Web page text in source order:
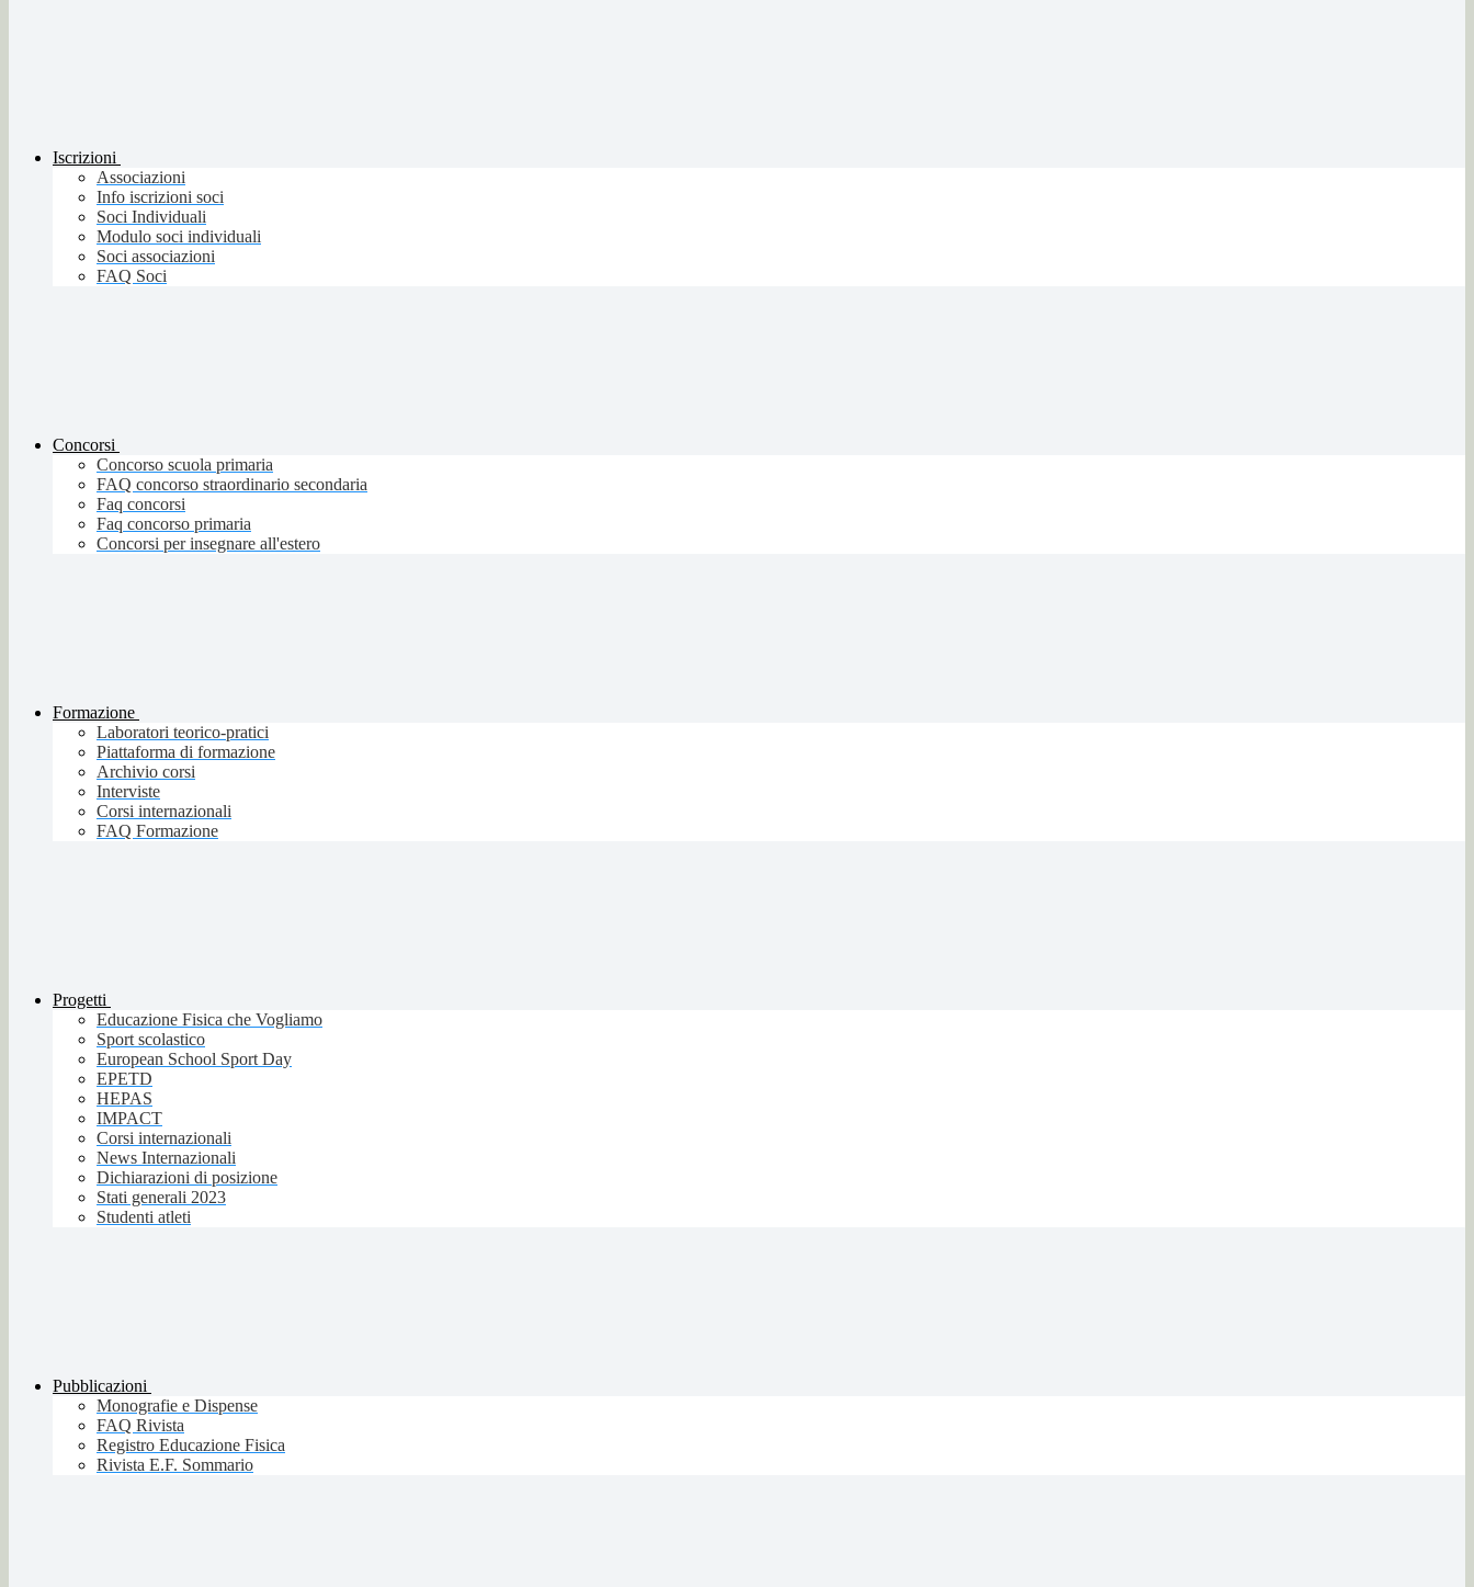
Iscrizioni
Associazioni
Info iscrizioni soci
Soci Individuali
Modulo soci individuali
Soci associazioni
FAQ Soci
Concorsi
Concorso scuola primaria
FAQ concorso straordinario secondaria
Faq concorsi
Faq concorso primaria
Concorsi per insegnare all'estero
Formazione
Laboratori teorico-pratici
Piattaforma di formazione
Archivio corsi
Interviste
Corsi internazionali
FAQ Formazione
Progetti
Educazione Fisica che Vogliamo
Sport scolastico
European School Sport Day
EPETD
HEPAS
IMPACT
Corsi internazionali
News Internazionali
Dichiarazioni di posizione
Stati generali 2023
Studenti atleti
Pubblicazioni
Monografie e Dispense
FAQ Rivista
Registro Educazione Fisica
Rivista E.F. Sommario